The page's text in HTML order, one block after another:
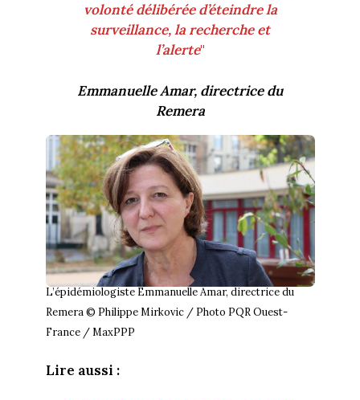
volonté délibérée d’éteindre la
surveillance, la recherche et
l’alerte"
Emmanuelle Amar, directrice du
Remera
L’épidémiologiste Emmanuelle Amar, directrice du
Remera © Philippe Mirkovic / Photo PQR Ouest-
France / MaxPPP
Lire aussi :